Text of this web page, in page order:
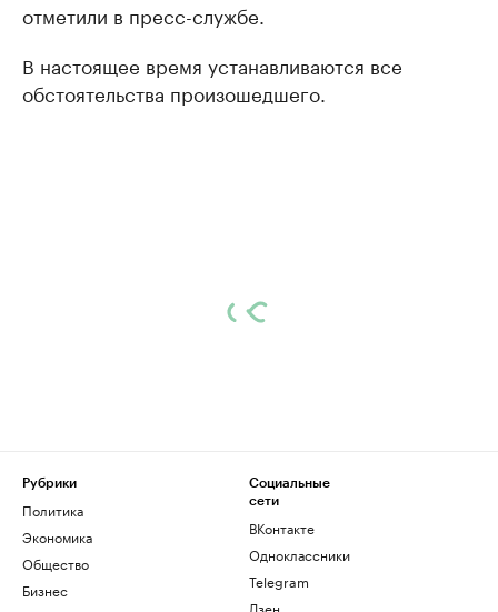
отметили в пресс-службе.
В настоящее время устанавливаются все
обстоятельства произошедшего.
Рубрики
Политика
Экономика
Общество
Бизнес
Социальные
сети
ВКонтакте
Одноклассники
Telegram
Дзен